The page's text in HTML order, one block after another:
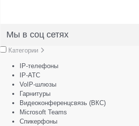
Мы в соц сетях
Категории
IP-телефоны
IP-АТС
VoIP-шлюзы
Гарнитуры
Видеоконференцсвязь (ВКС)
Microsoft Teams
Спикерфоны